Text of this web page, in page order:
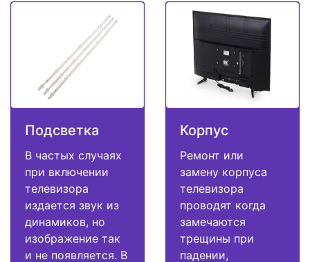
Подсветка
В частых случаях
при включении
телевизора
издается звук из
динамиков, но
изображение так
и не появляется. В
Корпус
Ремонт или
замену корпуса
телевизора
проводят когда
замечаются
трещины при
падении,